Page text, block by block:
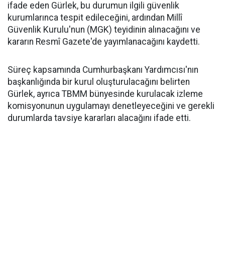
ifade eden Gürlek, bu durumun ilgili güvenlik
kurumlarınca tespit edileceğini, ardından Millî
Güvenlik Kurulu'nun (MGK) teyidinin alınacağını ve
kararın Resmî Gazete'de yayımlanacağını kaydetti.
Süreç kapsamında Cumhurbaşkanı Yardımcısı'nın
başkanlığında bir kurul oluşturulacağını belirten
Gürlek, ayrıca TBMM bünyesinde kurulacak izleme
komisyonunun uygulamayı denetleyeceğini ve gerekli
durumlarda tavsiye kararları alacağını ifade etti.